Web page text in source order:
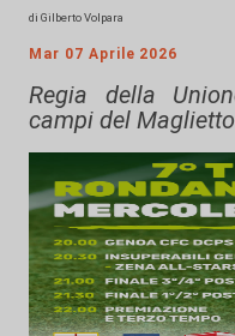
di Gilberto Volpara
Mar 07 Aprile 2026
Regia della
campi del Maglietto